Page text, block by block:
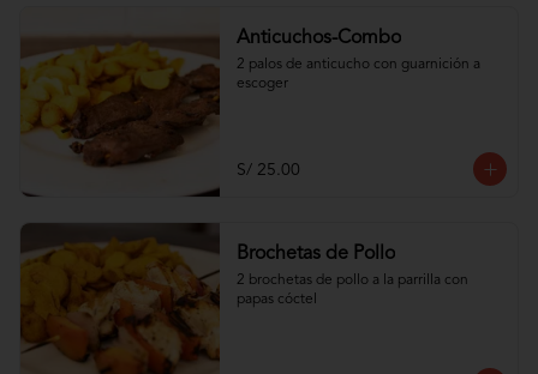
Anticuchos-Combo
2 palos de anticucho con guarnición a
escoger
S/ 25.00
Brochetas de Pollo
2 brochetas de pollo a la parrilla con
papas cóctel